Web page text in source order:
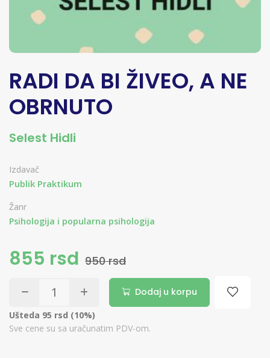
RADI DA BI ŽIVEO, A NE
OBRNUTO
Selest Hidli
Izdavač
Publik Praktikum
Žanr
Psihologija i popularna psihologija
855 rsd 950 rsd
Dodaj u korpu
Ušteda 95 rsd (10%)
Sve cene su sa uračunatim PDV-om.